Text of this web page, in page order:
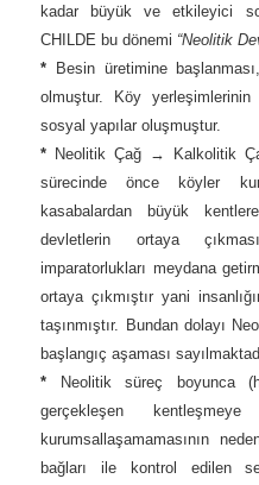
kadar büyük ve etkileyici
CHILDE bu dönemi “Neolitik
* Besin üretimine
olmuştur. Köy
sosyal yapılar oluşmuştur.
* Neolitik Çağ → Kalkolitik
sürecinde önce köyler
kasabalardan büyük
devletlerin ortaya
imparatorlukları meydana
ortaya çıkmıştır yani
taşınmıştır. Bundan dolayı
başlangıç aşaması
* Neolitik süreç boyunca
gerçekleşen
kurumsallaşamamasının
bağları ile kontrol edilen